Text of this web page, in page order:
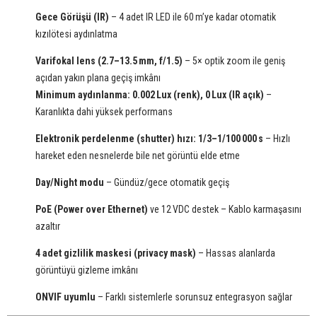
Gece Görüşü (IR) – 4 adet IR LED ile 60 m’ye kadar otomatik
kızılötesi aydınlatma
Varifokal lens (2.7–13.5 mm, f/1.5) – 5× optik zoom ile geniş
açıdan yakın plana geçiş imkânı
Minimum aydınlanma: 0.002 Lux (renk), 0 Lux (IR açık) –
Karanlıkta dahi yüksek performans
Elektronik perdelenme (shutter) hızı: 1/3–1/100 000 s – Hızlı
hareket eden nesnelerde bile net görüntü elde etme
Day/Night modu – Gündüz/gece otomatik geçiş
PoE (Power over Ethernet) ve 12 VDC destek – Kablo karmaşasını
azaltır
4 adet gizlilik maskesi (privacy mask) – Hassas alanlarda
görüntüyü gizleme imkânı
ONVIF uyumlu – Farklı sistemlerle sorunsuz entegrasyon sağlar